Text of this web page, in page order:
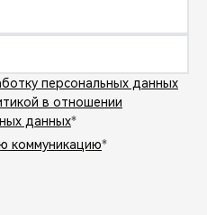
персональных данных
в отношении
данных*
коммуникацию*